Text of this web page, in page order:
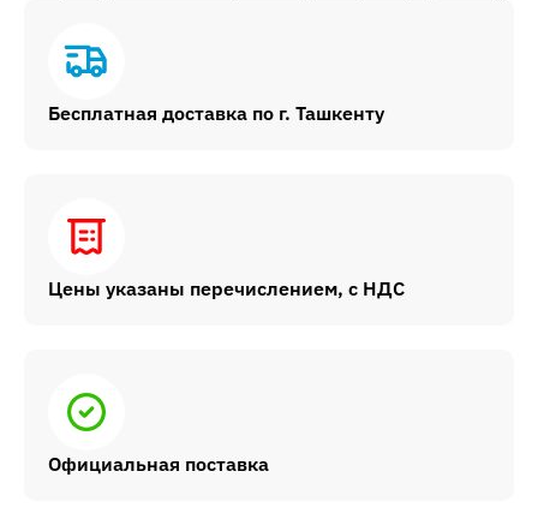
Бесплатная доставка по г. Ташкенту
Цены указаны перечислением, с НДС
Официальная поставка